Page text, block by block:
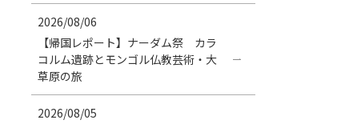
2026/08/06
【帰国レポート】ナーダム祭 カラ
コルム遺跡とモンゴル仏教芸術・大
草原の旅
2026/08/05